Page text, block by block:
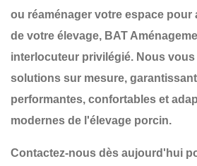
ou réaménager votre espace pour
de votre élevage, BAT
interlocuteur privilégié. Nous
solutions sur mesure,
performantes, confortables et
modernes de l'élevage porcin.
Contactez-nous dès aujourd'hui